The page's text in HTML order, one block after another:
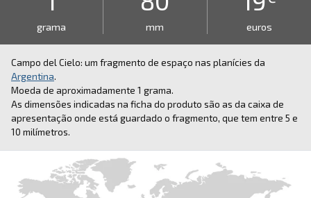
grama mm euros
Campo del Cielo: um fragmento de espaço nas planícies da
Argentina.
Moeda de aproximadamente 1 grama.
As dimensões indicadas na ficha do produto são as da caixa de
apresentação onde está guardado o fragmento, que tem entre 5 e
10 milímetros.